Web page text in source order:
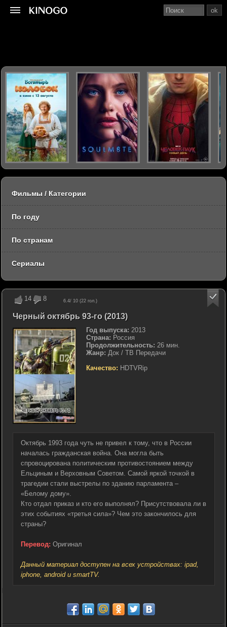
14 8 6.4/ 10 (22 гол.)
Черный октябрь 93-го (2013)
Год выпуска: 2013
Страна: Россия
Продолжительность: 26 мин.
Жанр: Док / ТВ Передачи
Качество: HDTVRip
Октябрь 1993 года чуть не привел к тому, что в России
началась гражданская война. Она могла быть
спровоцирована политическим противостоянием между
Ельциным и Верховным Советом. Самой яркой точкой в
трагедии стали выстрелы по зданию парламента –
«Белому дому».
Кто отдал приказ и кто его выполнял? Присутствовала ли в
этих событиях «третья сила»? Чем это закончилось для
страны?
Перевод: Оригинал
Данный материал доступен на всех устройствах: ipad,
iphone, android и smartTV.
ok
Фильмы / Категории
По году
По странам
Сериалы